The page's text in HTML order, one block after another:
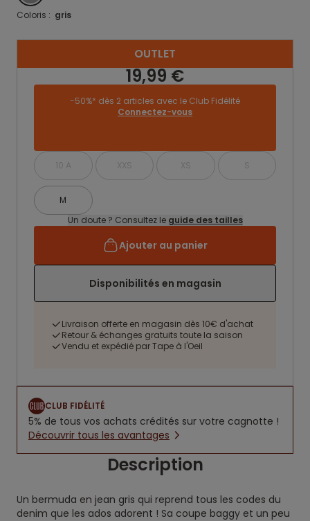
Coloris : gris
OUTLET
19,99 €
-50%* dès 2 articles avec le Club Fidélité
Connectez-vous
10 A XXS XS S
M
Un doute ? Consultez le guide des tailles
Ajouter au panier
Disponibilités en magasin
Livraison offerte en magasin dès 10€ d'achat
Retour & échanges gratuits toute la saison
Vendu et expédié par Tape à l'Oeil
CLUB FIDÉLITÉ
5% de tous vos achats crédités sur votre cagnotte !
Découvrir tous les avantages
Description
Un bermuda en jean gris qui reprend tous les codes du
denim que les ados adorent ! Sa coupe baggy et un peu